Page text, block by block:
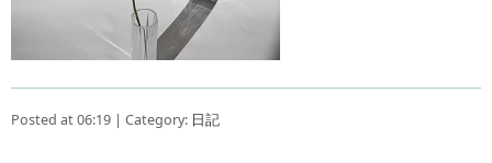
Posted at 06:19 | Category: 日記